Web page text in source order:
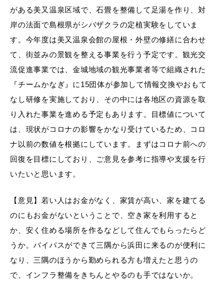
がある美又温泉区域で、石畳を整備して足湯を作り、対
岸の法面で島根県がシバザクラの定植実験をしていま
す。今年度は美又温泉会館の屋根・外壁の修繕に合わせ
て、街並みの景観を整える事業を行う予定です。観光交
流促進事業では、金城地域の観光事業者等で組織された
『チームかなぎ』に15団体が参加して情報交換やおもて
なし研修を実施しており、その中には各地区の資源を取
り入れた事業を進める予定もあります。目標値について
は、現状がコロナの影響をかなり受けているため、コロ
ナ以前の数値を根拠にしています。まずはコロナ前への
回復を目標にしており、ご意見を参考に指導や支援を行
いたいと思います。
【意見】若い人はお金がなく、家賃が高い、家を建てる
のにもお金がないということで、空き家を利用すると
か、安く住める場所を作るなどして住んでもらったらど
うか。バイパスができて三隅から浜田に来るのが便利に
なり、三隅のほうから勤められる方も増えたと思うの
で、インフラ整備をきちんとやるのも手ではないか。